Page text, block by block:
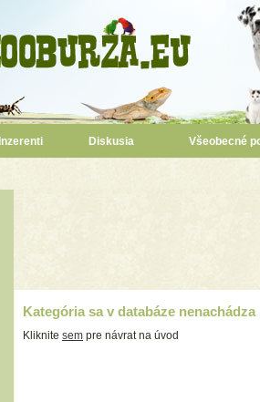
Inzerenti Diskusia Všeobecné
Kategória sa v databáze nenachádza
Kliknite sem pre návrat na úvod